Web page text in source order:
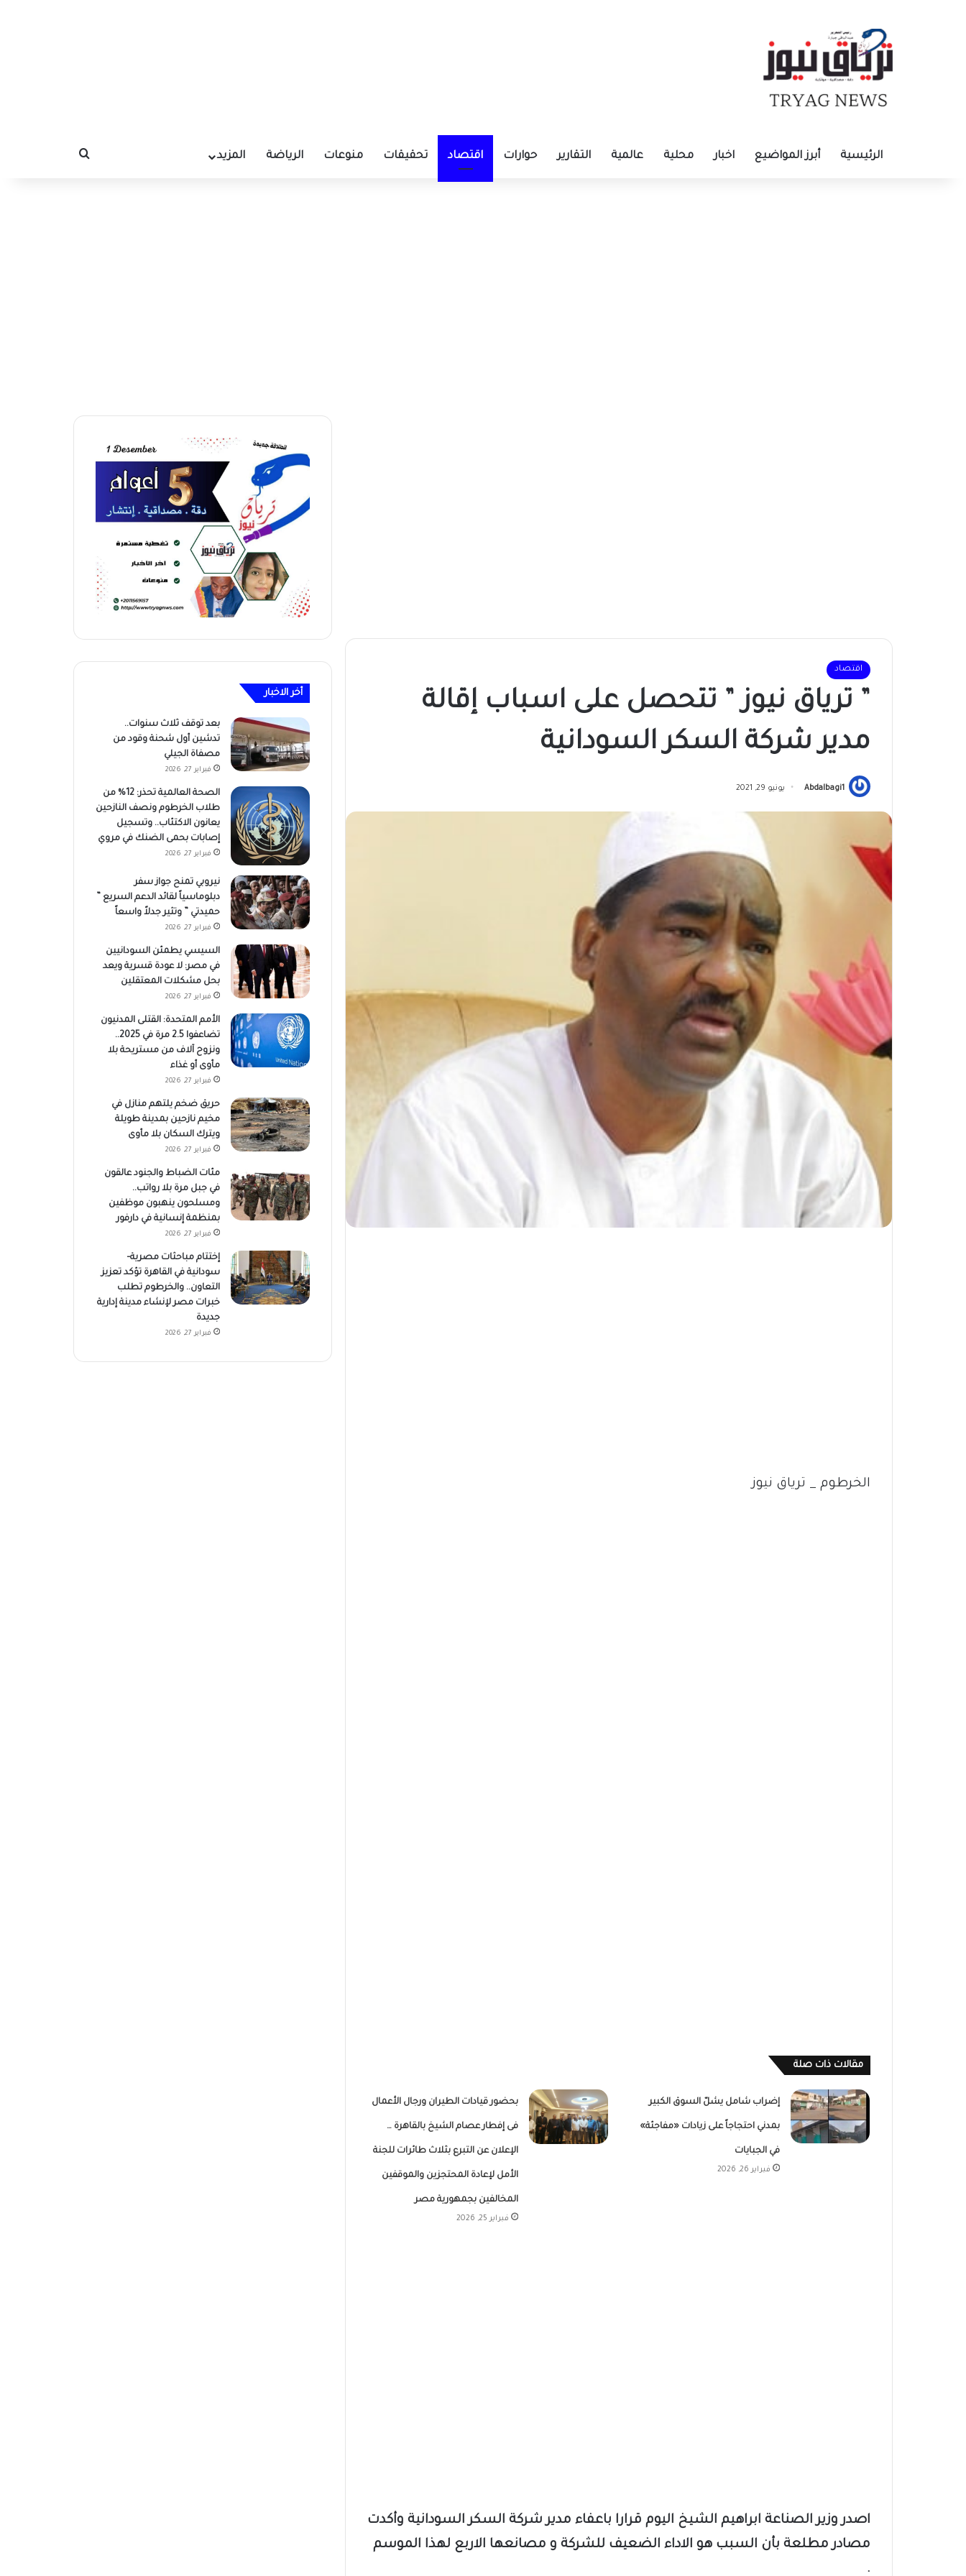
الرئيسية أبرز المواضيع اخبار محلية عالمية التقارير حوارات اقتصاد تحقيقات منوعات الرياضة المزيد بحث عن
اقتصاد
” ترياق نيوز ” تتحصل على اسباب إقالة
مدير شركة السكر السودانية
Abdalbagi1 يونيو 29, 2021
الخرطوم _ ترياق نيوز
مقالات ذات صلة
إضراب شامل يشلّ السوق الكبير
بمدني احتجاجاً على زيادات «مفاجئة»
في الجبايات
فبراير 26, 2026
بحضور قيادات الطيران ورجال الأعمال
فى إفطار عصام الشيخ بالقاهرة …
الإعلان عن التبرع بثلاث طائرات للجنة
الأمل لإعادة المحتجزين والموقفين
المخالفين بجمهورية مصر
فبراير 25, 2026
اصدر وزير الصناعة ابراهيم الشيخ اليوم قرارا باعفاء مدير شركة السكر السودانية وأكدت
مصادر مطلعة بأن السبب هو الاداء الضعيف للشركة و مصانعها الاربع لهذا الموسم
.
أخر الاخبار
بعد توقف ثلاث سنوات..
تدشين أول شحنة وقود من
مصفاة الجيلي
فبراير 27, 2026
الصحة العالمية تحذر: 12% من
طلاب الخرطوم ونصف النازحين
يعانون الاكتئاب.. وتسجيل
إصابات بحمى الضنك في مروي
فبراير 27, 2026
نيروبي تمنح جواز سفر
دبلوماسياً لقائد الدعم السريع ”
حميدتي ” وتثير جدلاً واسعاً
فبراير 27, 2026
السيسي يطمئن السودانيين
في مصر: لا عودة قسرية ويعد
بحل مشكلات المعتقلين
فبراير 27, 2026
الأمم المتحدة: القتلى المدنيون
تضاعفوا 2.5 مرة في 2025..
ونزوح آلاف من مستريحة بلا
مأوى أو غذاء
فبراير 27, 2026
حريق ضخم يلتهم منازل في
مخيم نازحين بمدينة طويلة
ويترك السكان بلا مأوى
فبراير 27, 2026
مئات الضباط والجنود عالقون
في جبل مرة بلا رواتب..
ومسلحون ينهبون موظفين
بمنظمة إنسانية في دارفور
فبراير 27, 2026
إختتام مباحثات مصرية–
سودانية في القاهرة تؤكد تعزيز
التعاون.. والخرطوم تطلب
خبرات مصر لإنشاء مدينة إدارية
جديدة
فبراير 27, 2026